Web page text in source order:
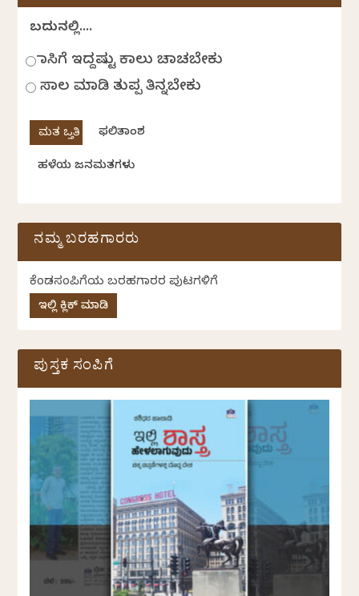
ಬದುಕಿನಲ್ಲಿ....
ಹಾಸಿಗೆ ಇದ್ದಷ್ಟು ಕಾಲು ಚಾಚಬೇಕು
ಸಾಲ ಮಾಡಿ ತುಪ್ಪ ತಿನ್ನಬೇಕು
ಫಲಿತಾಂಶ
ಹಳೆಯ ಜನಮತಗಳು
ನಮ್ಮ ಬರಹಗಾರರು
ಕೆಂಡಸಂಪಿಗೆಯ ಬರಹಗಾರರ ಪುಟಗಳಿಗೆ
ಇಲ್ಲಿ ಕ್ಲಿಕ್ ಮಾಡಿ
ಪುಸ್ತಕ ಸಂಪಿಗೆ